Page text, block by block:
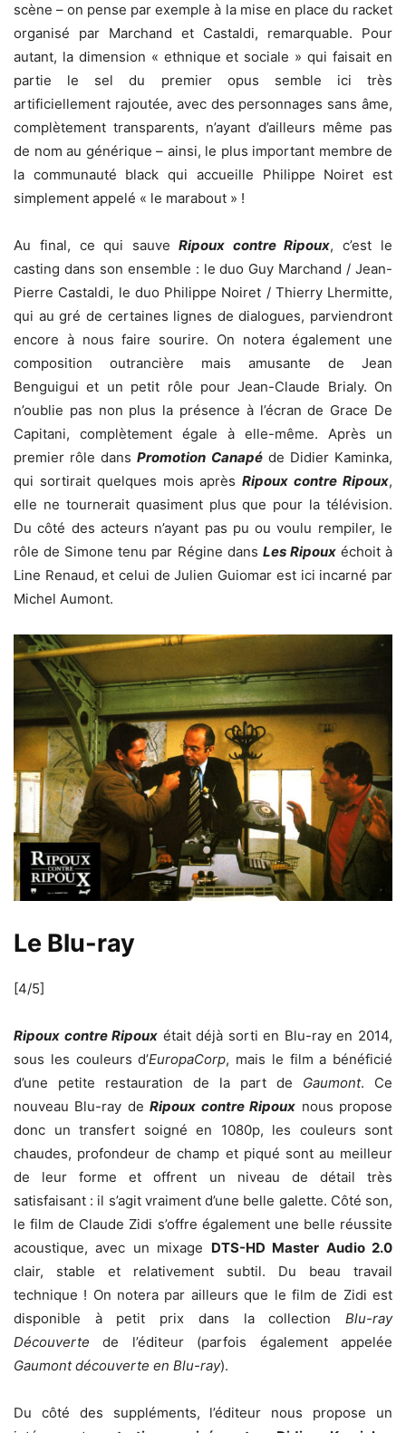
scène – on pense par exemple à la mise en place du racket
organisé par Marchand et Castaldi, remarquable. Pour
autant, la dimension « ethnique et sociale » qui faisait en
partie le sel du premier opus semble ici très
artificiellement rajoutée, avec des personnages sans âme,
complètement transparents, n’ayant d’ailleurs même pas
de nom au générique – ainsi, le plus important membre de
la communauté black qui accueille Philippe Noiret est
simplement appelé « le marabout » !
Au final, ce qui sauve Ripoux contre Ripoux, c’est le
casting dans son ensemble : le duo Guy Marchand / Jean-
Pierre Castaldi, le duo Philippe Noiret / Thierry Lhermitte,
qui au gré de certaines lignes de dialogues, parviendront
encore à nous faire sourire. On notera également une
composition outrancière mais amusante de Jean
Benguigui et un petit rôle pour Jean-Claude Brialy. On
n’oublie pas non plus la présence à l’écran de Grace De
Capitani, complètement égale à elle-même. Après un
premier rôle dansPromotion Canapéde Didier Kaminka,
qui sortirait quelques mois aprèsRipoux contre Ripoux,
elle ne tournerait quasiment plus que pour la télévision.
Du côté des acteurs n’ayant pas pu ou voulu rempiler, le
rôle de Simone tenu par Régine dans Les Ripouxéchoit à
Line Renaud, et celui de Julien Guiomar est ici incarné par
Michel Aumont.
Le Blu-ray
[4/5]
Ripoux contre Ripoux était déjà sorti en Blu-ray en 2014,
sous les couleurs d’EuropaCorp, mais le film a bénéficié
d’une petite restauration de la part de Gaumont. Ce
nouveau Blu-ray deRipoux contre Ripoux nous propose
donc un transfert soigné en 1080p, les couleurs sont
chaudes, profondeur de champ et piqué sont au meilleur
de leur forme et offrent un niveau de détail très
satisfaisant : il s’agit vraiment d’une belle galette. Côté son,
le film de Claude Zidi s’offre également une belle réussite
acoustique, avec un mixage DTS-HD Master Audio 2.0
clair, stable et relativement subtil. Du beau travail
technique ! On notera par ailleurs que le film de Zidi est
disponible à petit prix dans la collection Blu-ray
Découverte de l’éditeur (parfois également appelée
Gaumont découverte en Blu-ray).
Du côté des suppléments, l’éditeur nous propose un